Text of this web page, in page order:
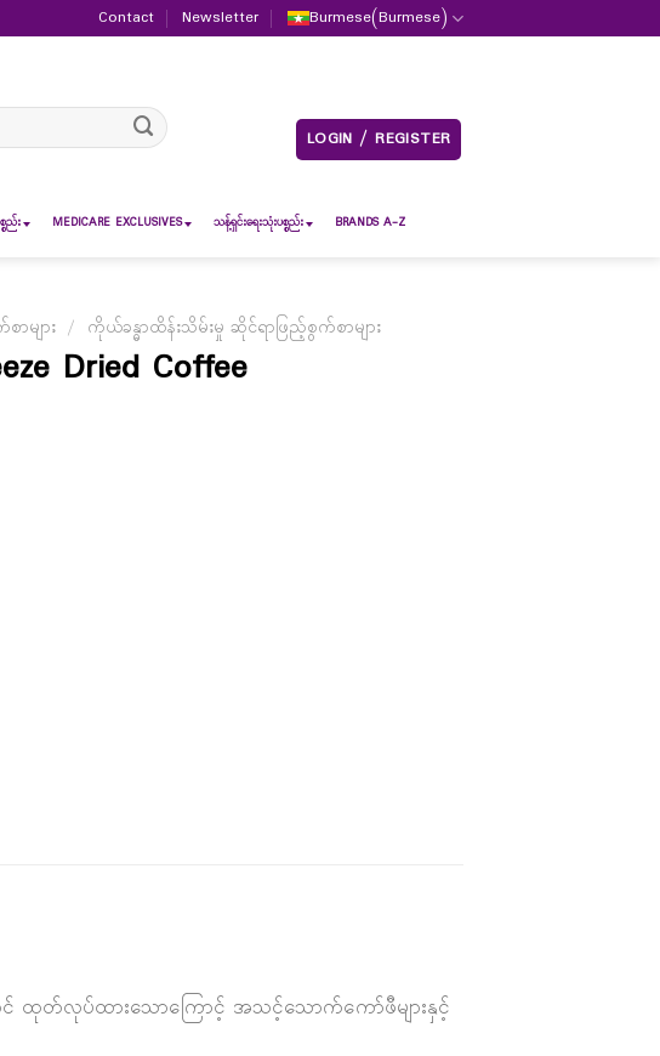
Contact Newsletter Burmese(Burmese)
LOGIN / REGISTER
ည်း MEDICARE EXCLUSIVES သန့်ရှင်းရေးသုံးပစ္စည်း BRANDS A-Z
ာများ / ကိုယ်ခန္ဓာထိန်းသိမ်းမှု ဆိုင်ရာဖြည့်စွက်စာများ
Dried Coffee
ာင် ထုတ်လုပ်ထားသောကြောင့် အသင့်သောက်ကော်ဖီများနှင့်